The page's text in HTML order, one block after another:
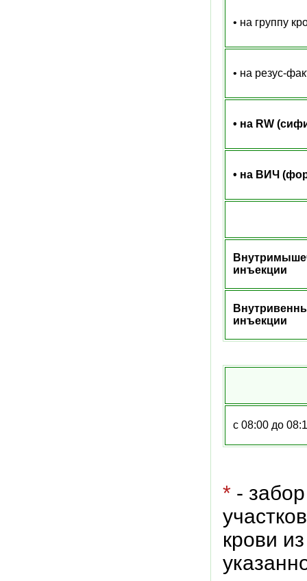
• на группу
• на резус-
• на RW
• на ВИЧ
инъекции
инъекции
с 08:00 до
* -
крови